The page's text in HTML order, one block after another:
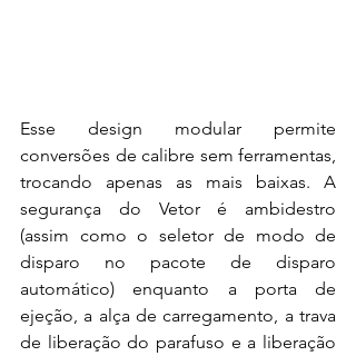
Esse design modular permite
conversões de calibre sem ferramentas,
trocando apenas as mais baixas. A
segurança do Vetor é ambidestro
(assim como o seletor de modo de
disparo no pacote de disparo
automático) enquanto a porta de
ejeção, a alça de carregamento, a trava
de liberação do parafuso e a liberação